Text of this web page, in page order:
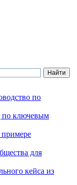
по
по ключевым
для
кейса из